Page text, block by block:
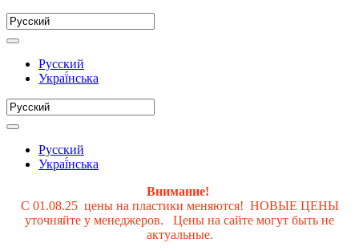
Русский
Украї́нська
Русский
Украї́нська
Внимание!
С 01.08.25 цены на пластики меняются! НОВЫЕ ЦЕНЫ
уточняйте у менеджеров. Цены на сайте могут быть не
актуальные.